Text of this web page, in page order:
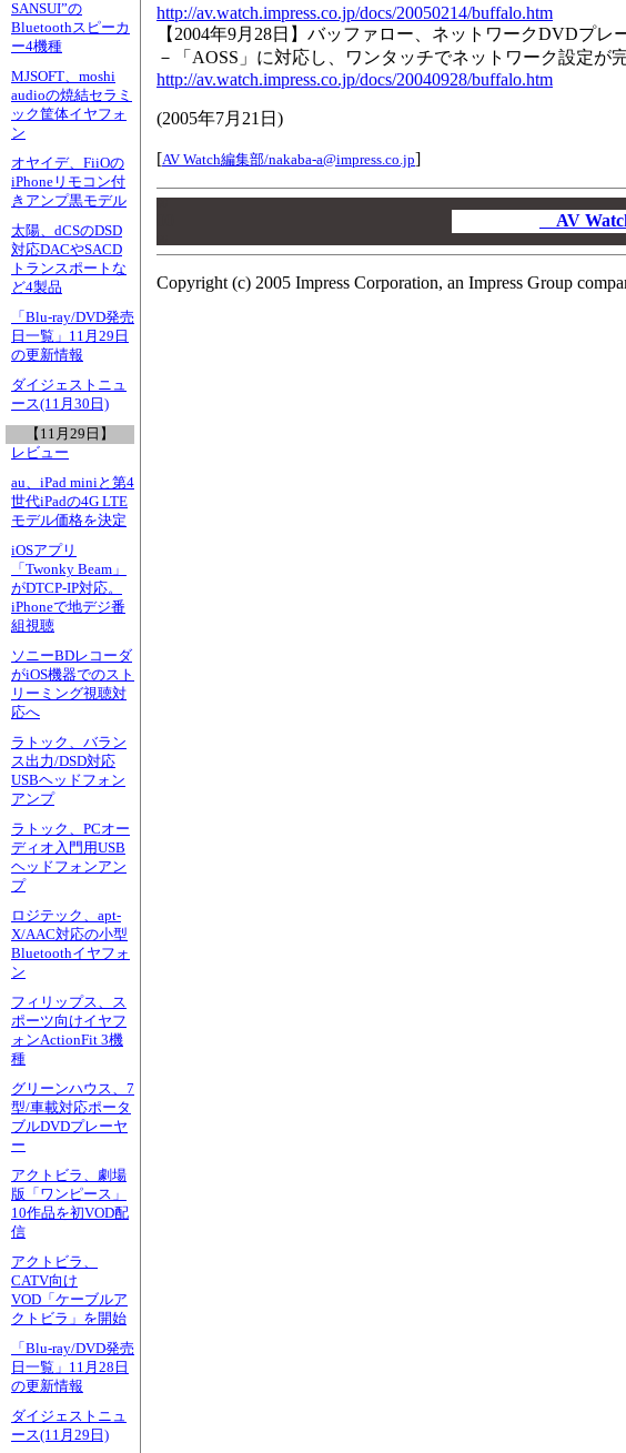
SANSUI”の
Bluetoothスピーカ
ー4機種
MJSOFT、moshi
audioの焼結セラミ
ック筐体イヤフォ
ン
オヤイデ、FiiOの
iPhoneリモコン付
きアンプ黒モデル
太陽、dCSのDSD
対応DACやSACD
トランスポートな
ど4製品
「Blu-ray/DVD発売
日一覧」11月29日
の更新情報
ダイジェストニュ
ース(11月30日)
【11月29日】
レビュー
au、iPad miniと第4
世代iPadの4G LTE
モデル価格を決定
iOSアプリ
「Twonky Beam」
がDTCP-IP対応。
iPhoneで地デジ番
組視聴
ソニーBDレコーダ
がiOS機器でのスト
リーミング視聴対
応へ
ラトック、バラン
ス出力/DSD対応
USBヘッドフォン
アンプ
ラトック、PCオー
ディオ入門用USB
ヘッドフォンアン
プ
ロジテック、apt-
X/AAC対応の小型
Bluetoothイヤフォ
ン
フィリップス、ス
ポーツ向けイヤフ
ォンActionFit 3機
種
グリーンハウス、7
型/車載対応ポータ
ブルDVDプレーヤ
ー
アクトビラ、劇場
版「ワンピース」
10作品を初VOD配
信
アクトビラ、
CATV向け
VOD「ケーブルア
クトビラ」を開始
「Blu-ray/DVD発売
日一覧」11月28日
の更新情報
ダイジェストニュ
ース(11月29日)
http://av.watch.impress.co.jp/docs/20050214/buffalo.htm
【2004年9月28日】バッファロー、ネットワークDVDプ
－「AOSS」に対応し、ワンタッチでネットワーク設定が
http://av.watch.impress.co.jp/docs/20040928/buffalo.htm
(2005年7月21日 )
[AV Watch編集部/nakaba-a@impress.co.jp]
AV
Copyright (c) 2005 Impress Corporation, an Impress Group